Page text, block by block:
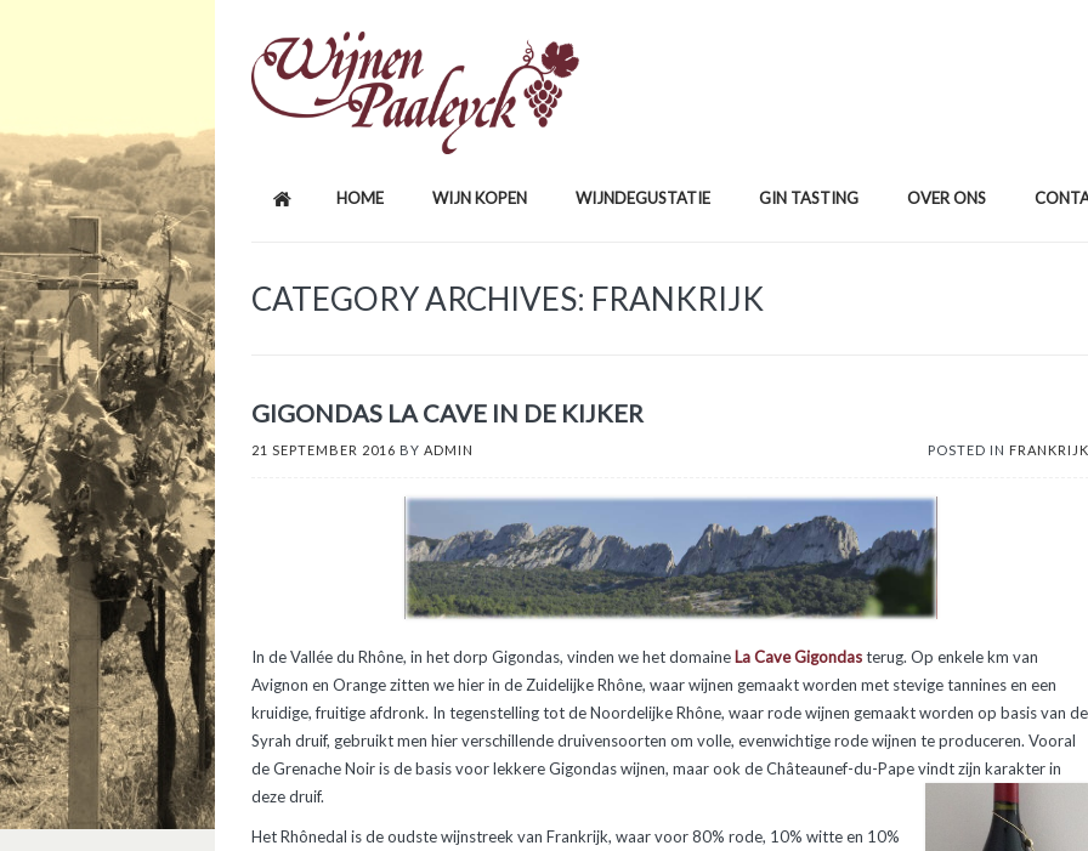
HOME WIJN KOPEN WIJNDEGUSTATIE GIN TASTING OVER ONS
CATEGORY ARCHIVES: FRANKRIJK
GIGONDAS LA CAVE IN DE KIJKER
21 SEPTEMBER 2016 BY ADMIN POSTED IN FRANKRIJK
In de Vallée du Rhône, in het dorp Gigondas, vinden we het domaine La Cave Gigondasterug. Op enkele km van
Avignon en Orange zitten we hier in de Zuidelijke Rhône, waar wijnen gemaakt worden met stevige tannines en een
kruidige, fruitige afdronk. In tegenstelling tot de Noordelijke Rhône, waar rode wijnen gemaakt worden op basis van de
Syrah druif, gebruikt men hier verschillende druivensoorten om volle, evenwichtige rode wijnen te produceren. Vooral
de Grenache Noir is de basis voor lekkere Gigondas wijnen, maar ook de Châteaunef-du-Pape vindt zijn karakter in
deze druif.
Het Rhônedal is de oudste wijnstreek van Frankrijk, waar voor 80% rode, 10% witte en 10%